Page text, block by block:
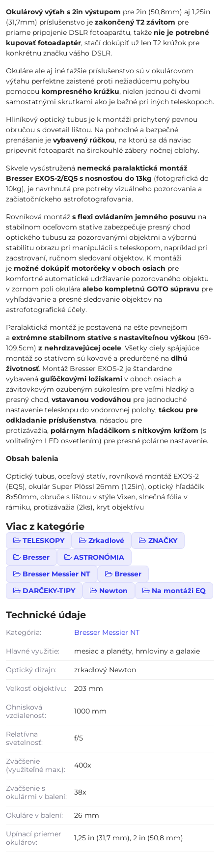
Okulárový výťah s 2in výstupom pre 2in (50,8mm) aj 1,25in
(31,7mm) príslušenstvo je zakončený T2 závitom pre
priame pripojenie DSLR fotoaparátu, takže nie je potrebné
kupovať fotoadaptér, stačí dokúpiť už len T2 krúžok pre
konkrétnu značku vášho DSLR.
Okuláre ale aj iné ťažšie príslušenstvo sú v okulárovom
výťahu perfektne zaistené proti nežiadúcemu pohybu
pomocou kompresného krúžku, nielen jednou či dvomi
samostatnými skrutkami ako je bežné pri iných teleskopoch.
Hliníkový optický tubus je k montáži prichytený pevnou
obručou s dovetail lištou. Na pohodlné a bezpečné
prenášanie je vybavený rúčkou, na ktorú sa dá naviac
pripevniť fotoaparát na širokouhlé zábery nočnej oblohy.
Skvele vysústružená nemecká paralaktická montáž
Bresser EXOS-2/EQ5 s nosnosťou do 13kg (fotografická do
10kg), je navrhnutá pre potreby vizuálneho pozorovania a
začiatočníckeho astrofotografovania.
Rovníková montáž s flexi ovládaním jemného posuvu na
stabilnom oceľovom statíve zabezpečuje presný chod
optického tubusu za pozorovanými objektmi a výbornú
stabilitu obrazu pri manipulácii s teleskopom, napríklad pri
zaostrovaní, ručnom sledovaní objektov. K montáži
je možné dokúpiť motorčeky v oboch osiach pre
komfortné automatické udržiavanie pozorovaného objektu
v zornom poli okulára alebo kompletnú GOTO súpravu pre
vyhľadávanie a presné sledovanie objektov na
astrofotografické účely.
Paralaktická montáž je postavená na ešte pevnejšom
a extrémne stabilnom statíve s nastaviteľnou výškou (69-
109,5cm) z nehrdzavejúcej ocele. Všetky diely spájajúce
montáž so statívom sú kovové a predurčené na dlhú
životnosť. Montáž Bresser EXOS-2 je štandardne
vybavená guľôčkovými ložiskami v oboch osiach a
závitovkovým ozubeným súkolesím pre veľmi hladký a
presný chod, vstavanou vodováhou pre jednoduché
nastavenie teleskopu do vodorovnej polohy, táckou pre
odkladanie príslušenstva, násadou pre
protizávažia, polárnym hľadáčikom s nitkovým krížom (s
voliteľným LED osvetlením) pre presné polárne nastavenie.
Obsah balenia
Optický tubus, oceľový statív, rovníková montáž EXOS-2
(EQ5), okulár Super Plössl 26mm (1,25in), optický hľadáčik
8x50mm, obruče s lištou v stýle Vixen, slnečná fólia v
rámiku, protizávažia (2ks), kryt objektívu
Viac z kategórie
TELESKOPY Zrkadlové
ZNAČKY
Bresser
ASTRONÓMIA
Bresser Messier NT
Bresser
DARČEKY-TIPY
Newton Na montáži EQ
Technické údaje
Kategória: Bresser Messier NT
Hlavné využitie: mesiac a planéty, hmloviny a galaxie
Optický dizajn: zrkadlový Newton
Velkosť objektívu: 203 mm
Ohnisková
vzdialenosť:
1000 mm
Relatívna
svetelnosť:
f/5
Zväčšenie
(využiteľné max.):
400x
Zväčšenie s
okulármi v balení:
38x
Okuláre v balení: 26 mm
Upínací priemer
okulárov:
1,25 in (31,7 mm), 2 in (50,8 mm)